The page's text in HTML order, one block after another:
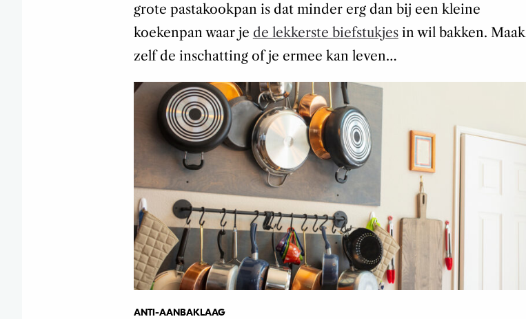
grote pastakookpan is dat minder erg dan bij een kleine
koekenpan waar je de lekkerste biefstukjesin wil bakken. Maak
zelf de inschatting of je ermee kan leven…
ANTI-AANBAKLAAG